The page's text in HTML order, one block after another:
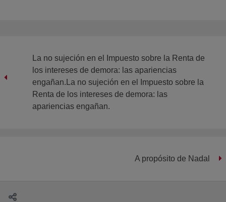
La no sujeción en el Impuesto sobre la Renta de
los intereses de demora: las apariencias
engañan.La no sujeción en el Impuesto sobre la
Renta de los intereses de demora: las
apariencias engañan.
A propósito de Nadal